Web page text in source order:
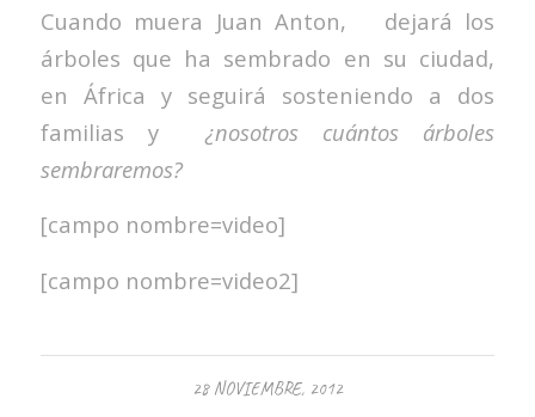
Cuando muera Juan Anton, dejará los
árboles que ha sembrado en su ciudad,
en África y seguirá sosteniendo a dos
familias y¿nosotros cuántos árboles
sembraremos?
[campo nombre=video]
[campo nombre=video2]
28 NOVIEMBRE, 2012